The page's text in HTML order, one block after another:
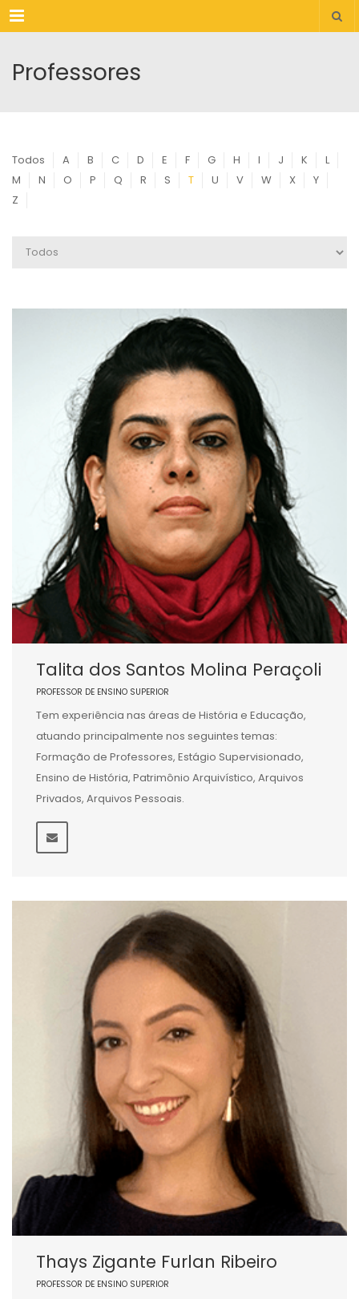
Menu
Professores
Todos A B C D E F G H I J K
L
M
N O P Q R S T U V W X
Y
Z
Talita dos Santos Molina Peraçoli
PROFESSOR DE ENSINO SUPERIOR
Tem experiência nas áreas de História e Educação,
atuando principalmente nos seguintes temas:
Formação de Professores, Estágio Supervisionado,
Ensino de História, Patrimônio Arquivístico, Arquivos
Privados, Arquivos Pessoais.
Thays Zigante Furlan Ribeiro
PROFESSOR DE ENSINO SUPERIOR